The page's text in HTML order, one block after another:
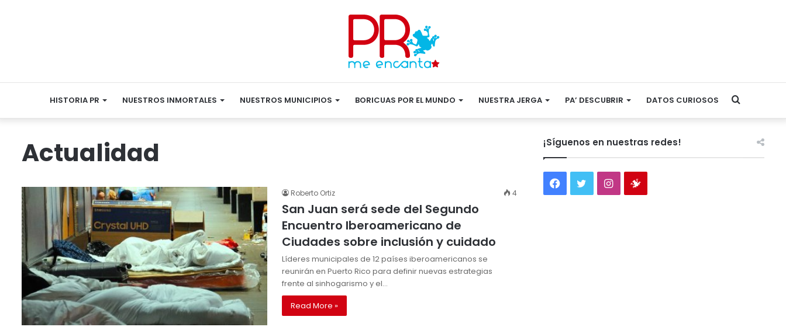
HISTORIA PR NUESTROS INMORTALES NUESTROS MUNICIPIOS BORICUAS POR EL MUNDO NUESTRA JERGA PA’ DESCUBRIR DATOS CURIOSOS Search
Actualidad
Roberto Ortiz 4
San Juan será sede del Segundo
Encuentro Iberoamericano de
Ciudades sobre inclusión y cuidado
Líderes municipales de 12 países iberoamericanos se
reunirán en Puerto Rico para definir nuevas estrategias
frente al sinhogarismo y el…
Read More »
¡Síguenos en nuestras redes!
Facebook
TwitterInstagram